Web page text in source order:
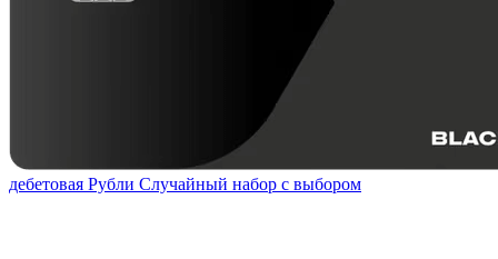
дебетовая Рубли Случайный набор с выбором